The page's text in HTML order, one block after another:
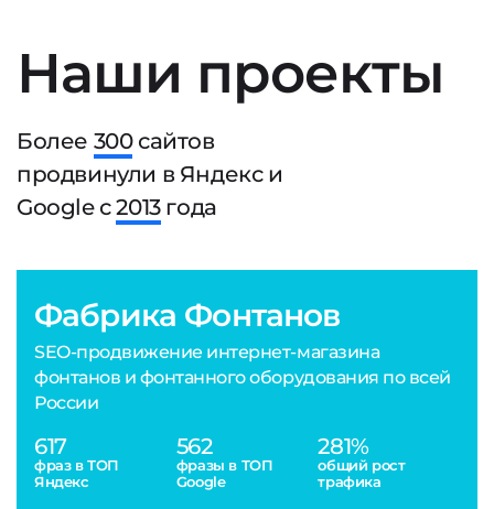
Наши проекты
Более 300сайтов
продвинули в Яндекс и
Google с2013года
Фабрика Фонтанов
SEO-продвижение интернет-магазина
фонтанов и фонтанного оборудования по всей
России
617
фраз в ТОП
Яндекс
562
фразы в ТОП
Google
281%
общий рост
трафика